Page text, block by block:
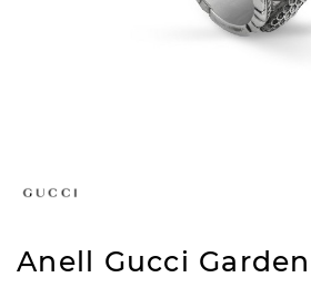
Anell Gucci